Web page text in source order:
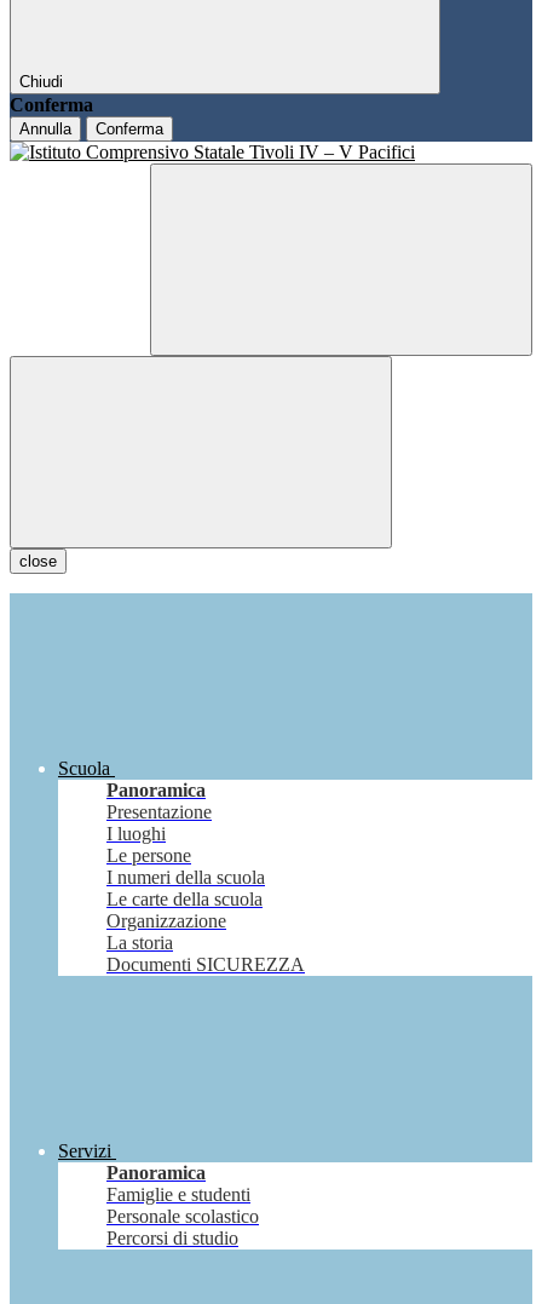
Chiudi
Conferma
Annulla Conferma
close
Scuola
Panoramica
Presentazione
I luoghi
Le persone
I numeri della scuola
Le carte della scuola
Organizzazione
La storia
Documenti SICUREZZA
Servizi
Panoramica
Famiglie e studenti
Personale scolastico
Percorsi di studio